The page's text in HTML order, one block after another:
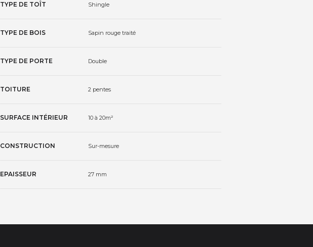
TYPE DE TOÎT Shingle
TYPE DE BOIS Sapin rouge traité
TYPE DE PORTE Double
TOITURE 2 pentes
SURFACE INTÉRIEUR 10 à 20m²
CONSTRUCTION Sur-mesure
EPAISSEUR 27 mm